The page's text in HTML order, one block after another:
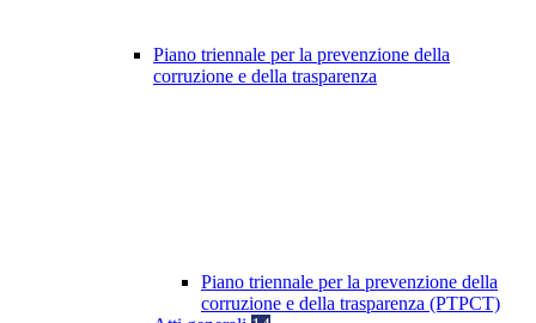
Piano triennale per la prevenzione della
corruzione e della trasparenza
Piano triennale per la prevenzione della
corruzione e della trasparenza (PTPCT)